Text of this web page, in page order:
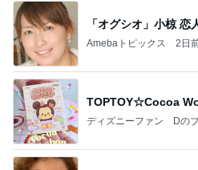
「オグシオ」小椋 恋
Amebaトピックス 2日
TOPTOY☆Cocoa
ディズニーファン Dの